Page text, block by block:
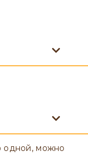
одной, можно